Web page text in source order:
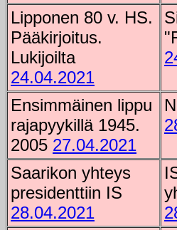
Lipponen 80 v. HS.
Pääkirjoitus.
Lukijoilta
24.04.2021
Ensimmäinen lippu
rajapyykillä 1945.
2005 27.04.2021
Saarikon yhteys
presidenttiin IS
28.04.2021